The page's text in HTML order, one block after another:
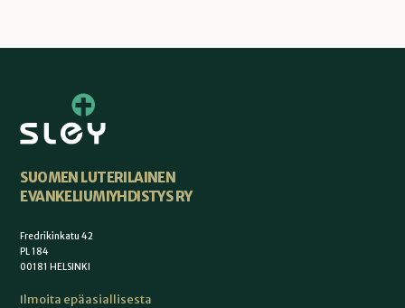
SUOMEN LUTERILAINEN
EVANKELIUMIYHDISTYS RY
Fredrikinkatu 42
PL 184
00181 HELSINKI
Ilmoita epäasiallisesta